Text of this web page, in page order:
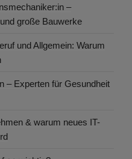
–
große Bauwerke
und Allgemein: Warum
– Experten für Gesundheit
& warum neues IT-